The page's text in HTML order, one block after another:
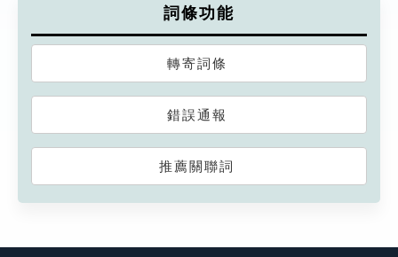
詞條功能
轉寄詞條
錯誤通報
推薦關聯詞